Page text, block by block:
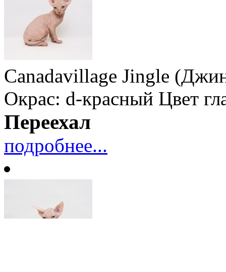
Canadavillage Jingle
Окрас: d-красный Цвет
Переехал
подробнее...